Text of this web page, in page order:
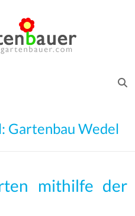
Gartenbau Wedel
mithilfe der